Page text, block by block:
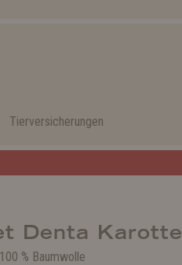
Tierversicherungen
Denta Karotte
% Baumwolle